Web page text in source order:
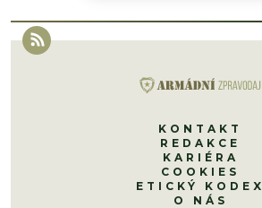
KONTAKT
REDAKCE
KARIÉRA
COOKIES
ETICKÝ KODEX
O NÁS